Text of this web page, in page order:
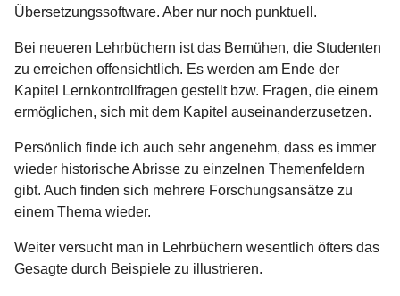
Übersetzungssoftware. Aber nur noch punktuell.
Bei neueren Lehrbüchern ist das Bemühen, die Studenten
zu erreichen offensichtlich. Es werden am Ende der
Kapitel Lernkontrollfragen gestellt bzw. Fragen, die einem
ermöglichen, sich mit dem Kapitel auseinanderzusetzen.
Persönlich finde ich auch sehr angenehm, dass es immer
wieder historische Abrisse zu einzelnen Themenfeldern
gibt. Auch finden sich mehrere Forschungsansätze zu
einem Thema wieder.
Weiter versucht man in Lehrbüchern wesentlich öfters das
Gesagte durch Beispiele zu illustrieren.